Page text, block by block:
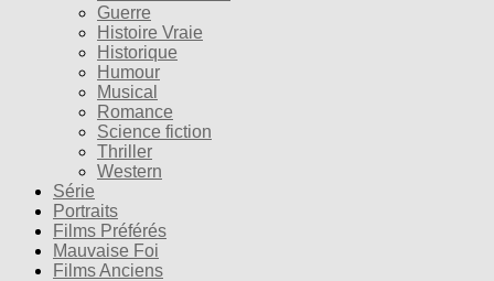
Guerre
Histoire Vraie
Historique
Humour
Musical
Romance
Science fiction
Thriller
Western
Série
Portraits
Films Préférés
Mauvaise Foi
Films Anciens